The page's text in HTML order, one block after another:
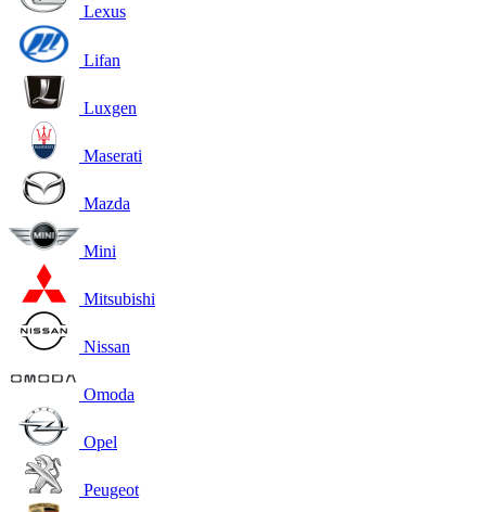
Lexus
Lifan
Luxgen
Maserati
Mazda
Mini
Mitsubishi
Nissan
Omoda
Opel
Peugeot